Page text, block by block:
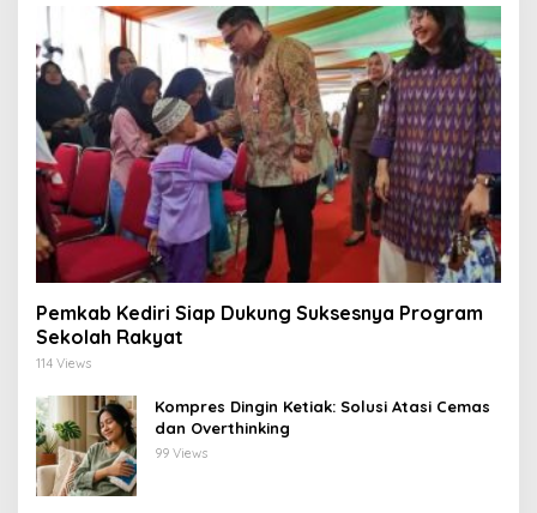
Pemkab Kediri Siap Dukung Suksesnya Program
Sekolah Rakyat
114 Views
Kompres Dingin Ketiak: Solusi Atasi Cemas
dan Overthinking
99 Views